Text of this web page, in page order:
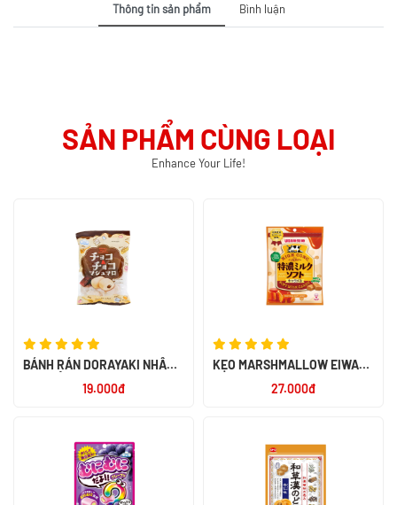
Thông tin sản phẩm Bình luận
SẢN PHẨM CÙNG LOẠI
Enhance Your Life!
BÁNH RÁN DORAYAKI NHÂN
19.000đ
KẸO MARSHMALLOW EIWA
27.000đ